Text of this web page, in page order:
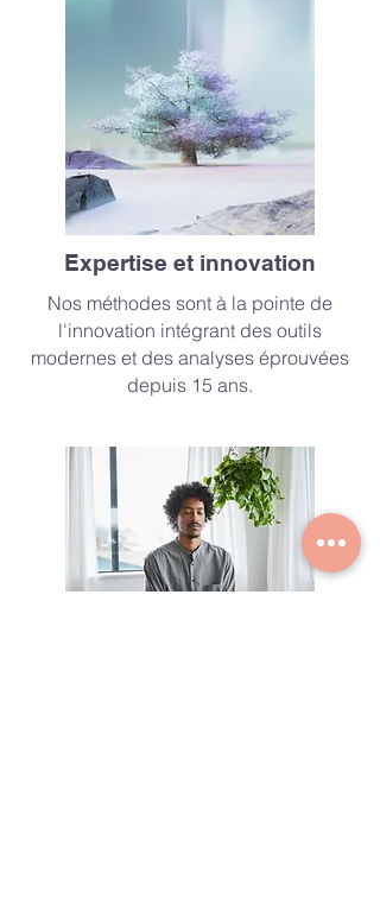
Expertise et innovation
Nos méthodes sont à la pointe de
l'innovation intégrant des outils
modernes et des analyses éprouvées
depuis 15 ans.